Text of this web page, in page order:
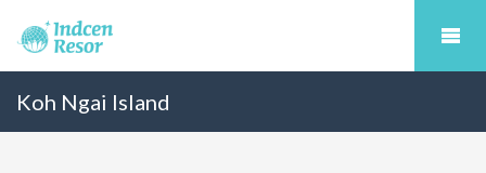
Koh Ngai Island